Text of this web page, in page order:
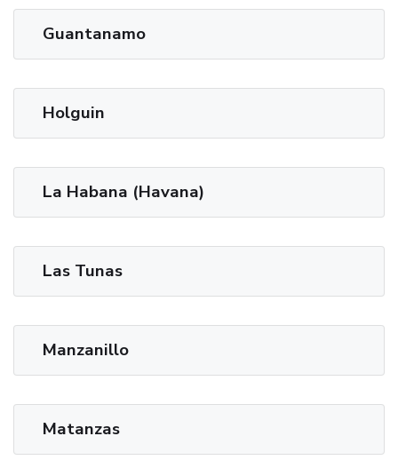
Guantanamo
Holguin
La Habana (Havana)
Las Tunas
Manzanillo
Matanzas